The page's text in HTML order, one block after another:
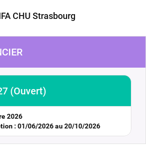
CHU Strasbourg
(Ouvert)
2026
: 01/06/2026 au 20/10/2026